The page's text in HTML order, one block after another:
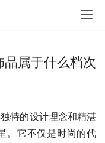
属于什么档次
特的设计理念和精湛
。它不仅是时尚的代